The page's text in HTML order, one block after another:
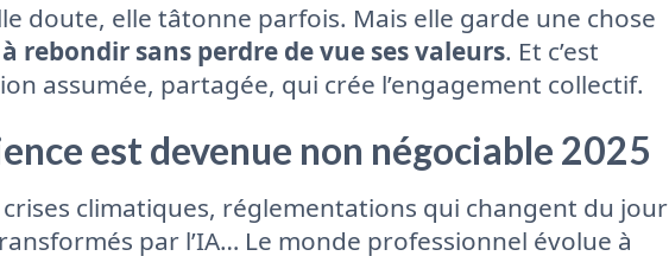
doute, elle tâtonne parfois. Mais elle garde une chose
rebondir sans perdre de vue ses valeurs. Et c’est
assumée, partagée, qui crée l’engagement collectif.
est devenue non négociable 2025
climatiques, réglementations qui changent du jour
par l’IA… Le monde professionnel évolue à